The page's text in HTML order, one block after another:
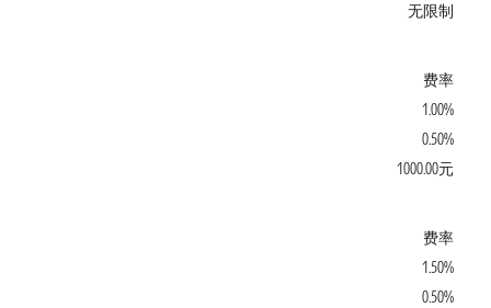
无限制
费率
1.00%
0.50%
1000.00元
费率
1.50%
0.50%